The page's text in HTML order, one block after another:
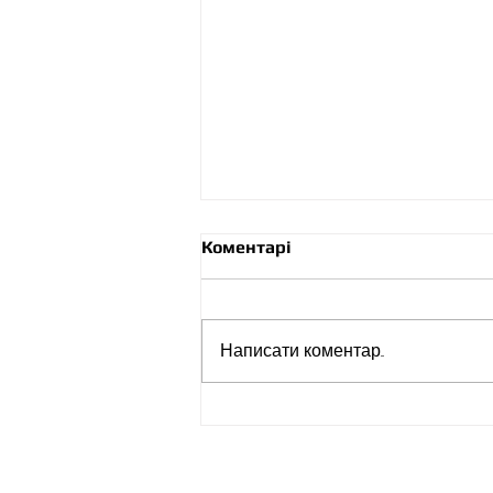
Коментарі
Написати коментар...